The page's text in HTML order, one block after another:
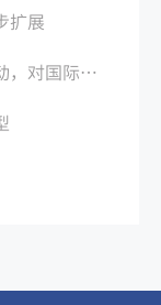
扩展
产生积极影响